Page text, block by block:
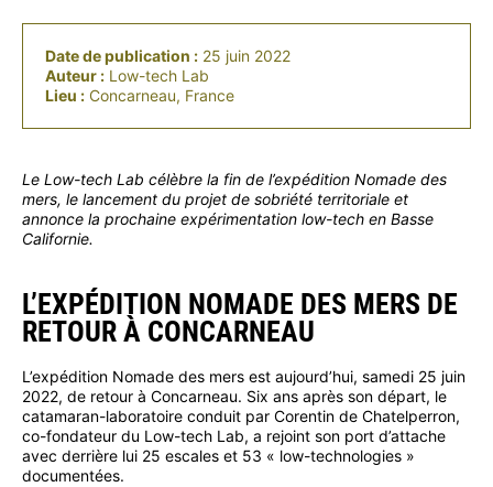
Date de publication : 25 juin 2022
Auteur : Low-tech Lab
Lieu : Concarneau, France
Le Low-tech Lab célèbre la fin de l’expédition Nomade des
mers, le lancement du projet de sobriété territoriale et
annonce la prochaine expérimentation low-tech en Basse
Californie.
L’EXPÉDITION NOMADE DES MERS DE
RETOUR À CONCARNEAU
L’expédition Nomade des mers est aujourd’hui, samedi 25 juin
2022, de retour à Concarneau. Six ans après son départ, le
catamaran-laboratoire conduit par Corentin de Chatelperron,
co-fondateur du Low-tech Lab, a rejoint son port d’attache
avec derrière lui 25 escales et 53 « low-technologies »
documentées.